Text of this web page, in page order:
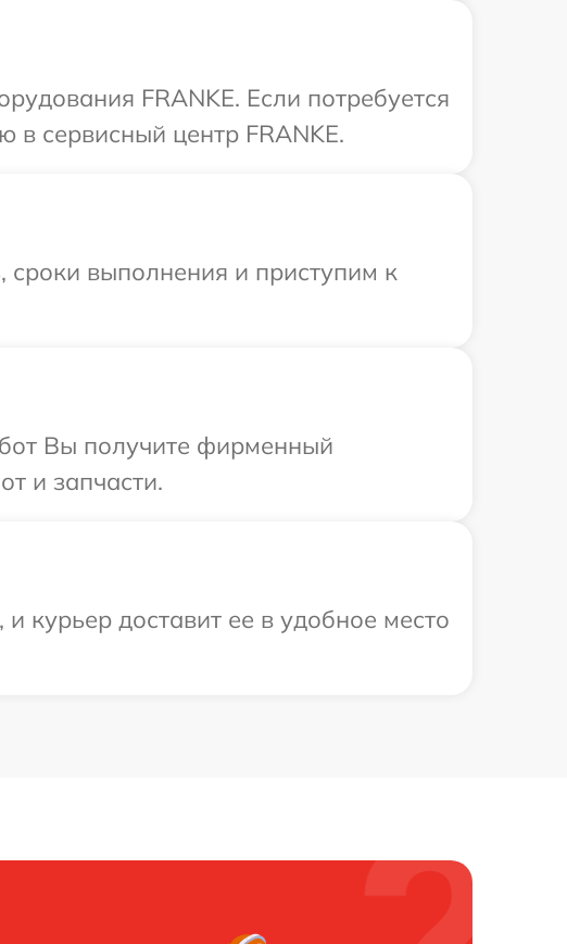
FRANKE. Если потребуется
в сервисный центр FRANKE.
сроки выполнения и приступим к
Вы получите фирменный
и запчасти.
курьер доставит ее в удобное место